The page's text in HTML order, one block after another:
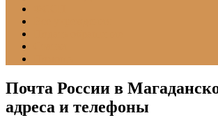
Почта России в
адреса и телефоны